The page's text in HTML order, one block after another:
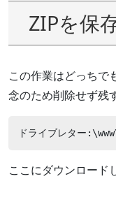
ZIPを保
この作業はどっちで
念のため削除せず残
ドライブレター
ここにダウンロード